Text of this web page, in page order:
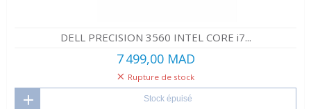
DELL PRECISION 3560 INTEL CORE i7...
7 499,00 MAD
Rupture de stock
Stock épuisé